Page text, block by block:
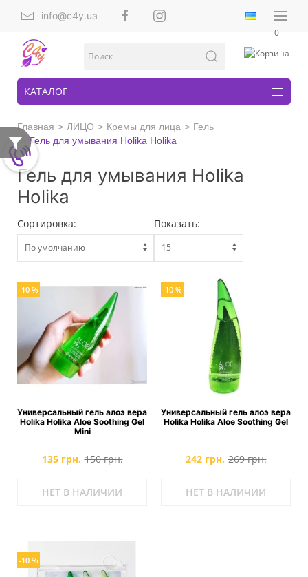
info@c4y.ua
0
КАТАЛОГ
Главная ЛИЦО Кремы для лица
Гель
Гель для умывания Holika Holika
Гель для умывания Holika
Holika
Сортировка: Показать:
-10 %
Универсальный гель алоэ вера
Holika Holika Aloe Soothing Gel
Mini
135 грн. 150 грн.
НЕТ В НАЛИЧИИ
-10 %
Универсальный гель алоэ вера
Holika Holika Aloe Soothing Gel
242 грн. 269 грн.
НЕТ В НАЛИЧИИ
-10 %